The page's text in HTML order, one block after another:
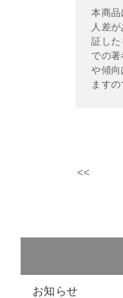
本商品
人差
証した
での著
や傾向
ますの
<<
お知らせ